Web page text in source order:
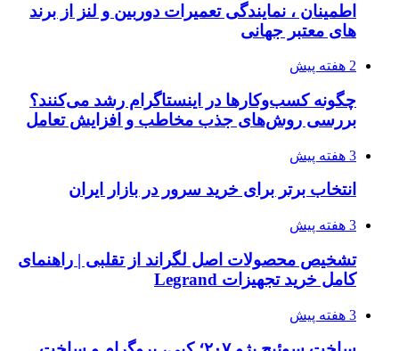
اطمینان ، نمایندگی تعمیرات دوربین و لنز از برند
های معتبر جهانی
2 هفته پیش
چگونه کسب‌وکارها در اینستاگرام رشد می‌کنند؟
بررسی روش‌های جذب مخاطب و افزایش تعامل
3 هفته پیش
انتخاب برتر برای خرید سرور در بازار ایران
3 هفته پیش
تشخیص محصولات اصل لگراند از تقلبی | راهنمای
کامل خرید تجهیزات Legrand
3 هفته پیش